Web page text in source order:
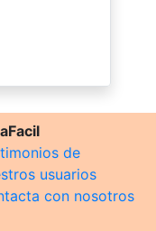
de
usuarios
con nosotros